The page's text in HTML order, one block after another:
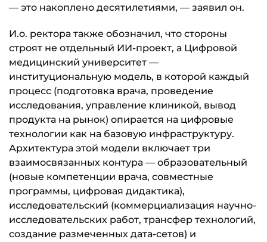
— это накоплено десятилетиями, — заявил он.
И.о. ректора также обозначил, что стороны
строят не отдельный ИИ-проект, а Цифровой
медицинский университет —
институциональную модель, в которой каждый
процесс (подготовка врача, проведение
исследования, управление клиникой, вывод
продукта на рынок) опирается на цифровые
технологии как на базовую инфраструктуру.
Архитектура этой модели включает три
взаимосвязанных контура — образовательный
(новые компетенции врача, совместные
программы, цифровая дидактика),
исследовательский (коммерциализация научно-
исследовательских работ, трансфер технологий,
создание размеченных дата-сетов) и